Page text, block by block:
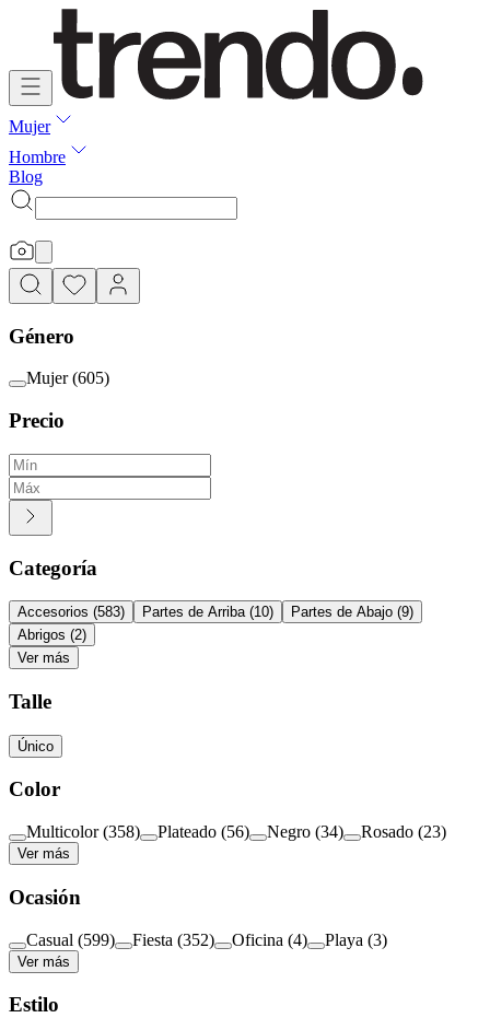
Mujer
Hombre
Blog
Género
Mujer (605)
Precio
Categoría
Accesorios (583) Partes de Arriba (10) Partes de Abajo (9)
Abrigos (2)
Ver más
Talle
Único
Color
Multicolor (358) Plateado (56) Negro (34) Rosado (23)
Ver más
Ocasión
Casual (599) Fiesta (352) Oficina (4) Playa (3)
Ver más
Estilo